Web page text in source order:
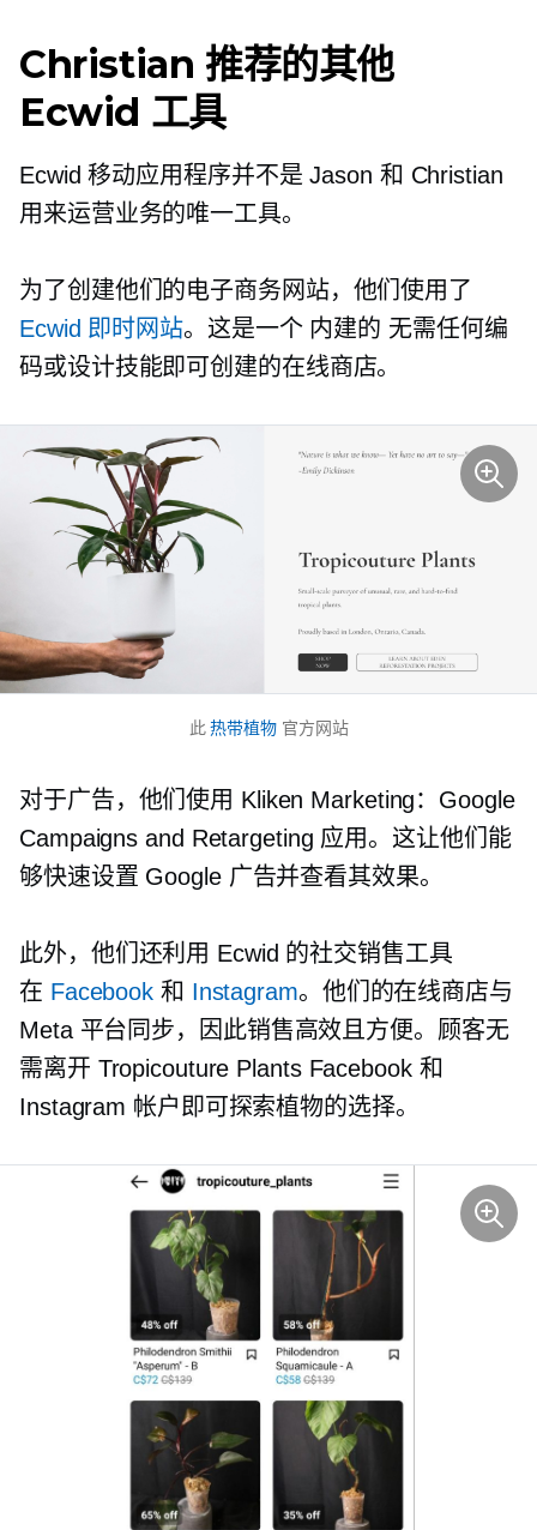
Christian 推荐的其他
Ecwid 工具
Ecwid 移动应用程序并不是 Jason 和 Christian
用来运营业务的唯一工具。
为了创建他们的电子商务网站，他们使用了
Ecwid 即时网站。这是一个 内建的 无需任何编
码或设计技能即可创建的在线商店。
此热带植物官方网站
对于广告，他们使用 Kliken Marketing：Google
Campaigns and Retargeting 应用。这让他们能
够快速设置 Google 广告并查看其效果。
此外，他们还利用 Ecwid 的社交销售工具
在 Facebook 和 Instagram。他们的在线商店与
Meta 平台同步，因此销售高效且方便。顾客无
需离开 Tropicouture Plants Facebook 和
Instagram 帐户即可探索植物的选择。